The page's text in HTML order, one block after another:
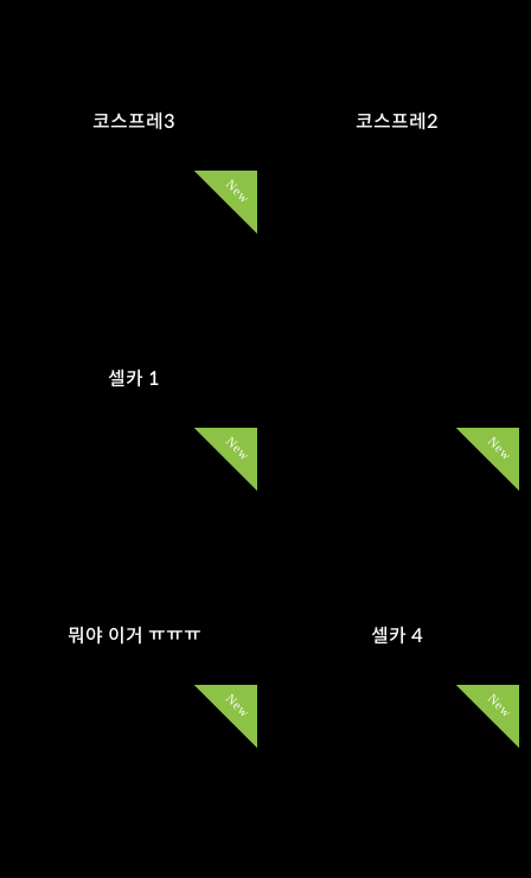
코스프레3 코스프레2
New
셀카 1
New
뭐야 이거 ㅠㅠㅠ
New
셀카 4
New New